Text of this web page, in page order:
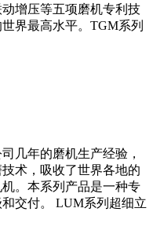
增压等五项磨机专利技
界最高水平。TGM系列
几年的磨机生产经验，
术，吸收了世界各地的
。本系列产品是一种专
交付。 LUM系列超细立